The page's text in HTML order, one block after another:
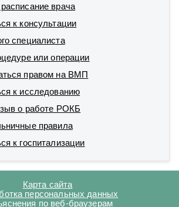
врача
к консультации
специалиста
или операции
правом на ВМП
к исследованию
о работе РОКБ
правила
к госпитализации
Карта сайта
персональных данных
по веб-браузерам